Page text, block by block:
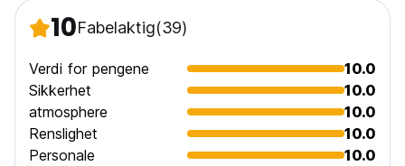
10Fabelaktig(39)
Verdi for pengene
10.0
Sikkerhet
10.0
atmosphere
10.0
Renslighet
10.0
Personale
10.0